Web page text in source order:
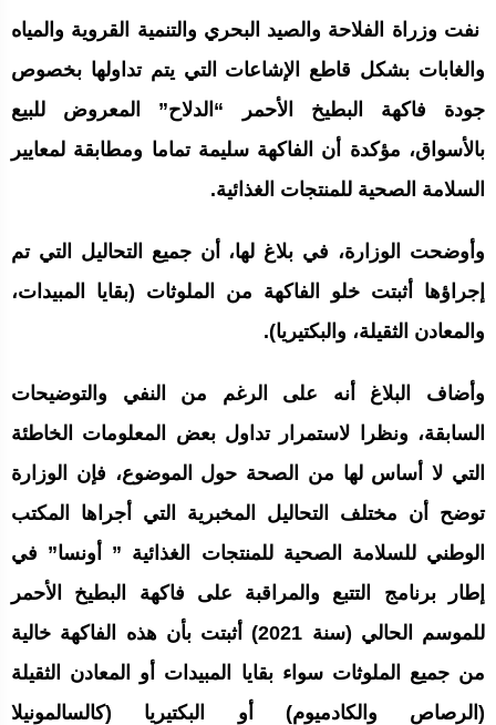
نفت وزراة الفلاحة والصيد البحري والتنمية القروية والمياه
والغابات بشكل قاطع الإشاعات التي يتم تداولها بخصوص
جودة فاكهة البطيخ الأحمر “الدلاح” المعروض للبيع
بالأسواق، مؤكدة أن الفاكهة سليمة تماما ومطابقة لمعايير
السلامة الصحية للمنتجات الغذائية.
وأوضحت الوزارة، في بلاغ لها، أن جميع التحاليل التي تم
إجراؤها أثبتت خلو الفاكهة من الملوثات (بقايا المبيدات،
والمعادن الثقيلة، والبكتيريا).
وأضاف البلاغ أنه على الرغم من النفي والتوضيحات
السابقة، ونظرا لاستمرار تداول بعض المعلومات الخاطئة
التي لا أساس لها من الصحة حول الموضوع، فإن الوزارة
توضح أن مختلف التحاليل المخبرية التي أجراها المكتب
الوطني للسلامة الصحية للمنتجات الغذائية ” أونسا” في
إطار برنامج التتبع والمراقبة على فاكهة البطيخ الأحمر
للموسم الحالي (سنة 2021) أثبتت بأن هذه الفاكهة خالية
من جميع الملوثات سواء بقايا المبيدات أو المعادن الثقيلة
(الرصاص والكادميوم) أو البكتيريا (كالسالمونيلا